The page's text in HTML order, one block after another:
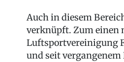
Auch in diesem
verknüpft. Zum einen
Luftsportvereinigung
und seit